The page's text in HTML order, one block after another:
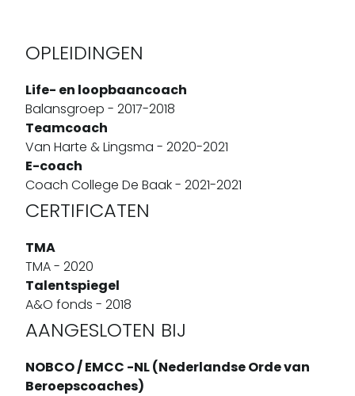
OPLEIDINGEN
Life- en loopbaancoach
Balansgroep - 2017-2018
Teamcoach
Van Harte & Lingsma - 2020-2021
E-coach
Coach College De Baak - 2021-2021
CERTIFICATEN
TMA
TMA - 2020
Talentspiegel
A&O fonds - 2018
AANGESLOTEN BIJ
NOBCO / EMCC -NL (Nederlandse Orde van
Beroepscoaches)